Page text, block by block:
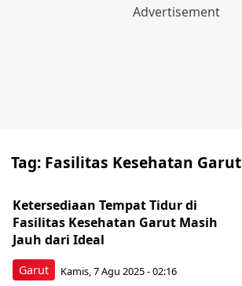
Tag: Fasilitas Kesehatan Garut
Garut
Ketersediaan Tempat Tidur di
Fasilitas Kesehatan Garut Masih
Jauh dari Ideal
Kamis, 7 Agu 2025 - 02:16